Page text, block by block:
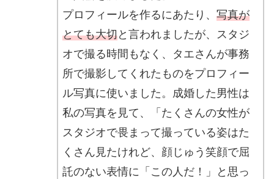
プロフィールを作るにあたり、 写真が
とても大切と言われましたが、スタジ
オで撮る時間もなく、タエさんが事務
所で撮影してくれたものをプロフィー
ル写真に使いました。成婚した男性は
私の写真を見て、「たくさんの女性が
スタジオで畏まって撮っている姿はた
くさん見たけれど、顔じゅう笑顔で屈
託のない表情に「この人だ！」と思っ